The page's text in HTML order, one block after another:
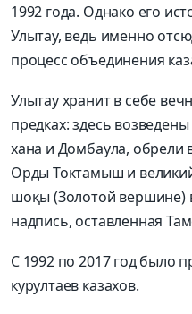
1992 года. Однако его
Улытау, ведь именно
процесс объединения
Улытау хранит в себе
предках: здесь
хана и Домбаула, обрели
Орды Токтамыш и
шоқы (Золотой вершине)
надпись, оставленная
С 1992 по 2017 год было
курултаев казахов.